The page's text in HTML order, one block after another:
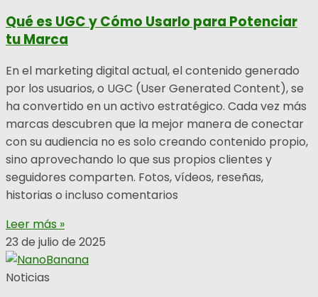
Qué es UGC y Cómo Usarlo para Potenciar
tu Marca
En el marketing digital actual, el contenido generado
por los usuarios, o UGC (User Generated Content), se
ha convertido en un activo estratégico. Cada vez más
marcas descubren que la mejor manera de conectar
con su audiencia no es solo creando contenido propio,
sino aprovechando lo que sus propios clientes y
seguidores comparten. Fotos, vídeos, reseñas,
historias o incluso comentarios
Leer más »
23 de julio de 2025
Noticias